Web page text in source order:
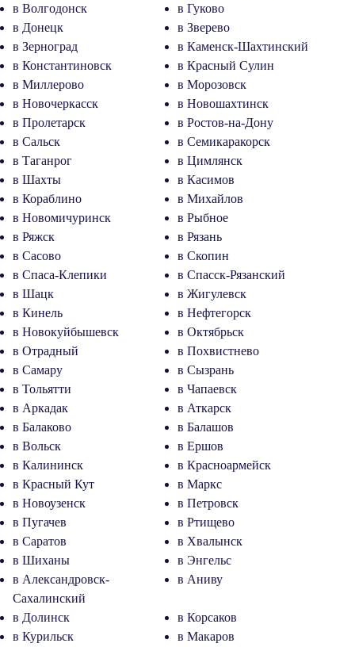
в Волгодонск
в Гуково
в Донецк
в Зверево
в Зерноград
в Каменск-Шахтинский
в Константиновск
в Красный Сулин
в Миллерово
в Морозовск
в Новочеркасск
в Новошахтинск
в Пролетарск
в Ростов-на-Дону
в Сальск
в Семикаракорск
в Таганрог
в Цимлянск
в Шахты
в Касимов
в Кораблино
в Михайлов
в Новомичуринск
в Рыбное
в Ряжск
в Рязань
в Сасово
в Скопин
в Спаса-Клепики
в Спасск-Рязанский
в Шацк
в Жигулевск
в Кинель
в Нефтегорск
в Новокуйбышевск
в Октябрьск
в Отрадный
в Похвистнево
в Самару
в Сызрань
в Тольятти
в Чапаевск
в Аркадак
в Аткарск
в Балаково
в Балашов
в Вольск
в Ершов
в Калининск
в Красноармейск
в Красный Кут
в Маркс
в Новоузенск
в Петровск
в Пугачев
в Ртищево
в Саратов
в Хвалынск
в Шиханы
в Энгельс
в Александровск-
Сахалинский
в Аниву
в Долинск
в Корсаков
в Курильск
в Макаров